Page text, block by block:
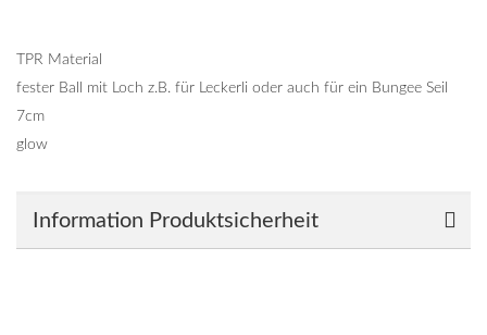
TPR Material
fester Ball mit Loch z.B. für Leckerli oder auch für ein Bungee Seil
7cm
glow
Information Produktsicherheit